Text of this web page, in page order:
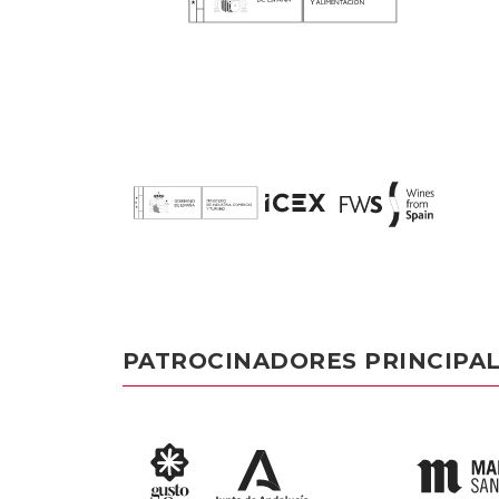
PATROCINADORES